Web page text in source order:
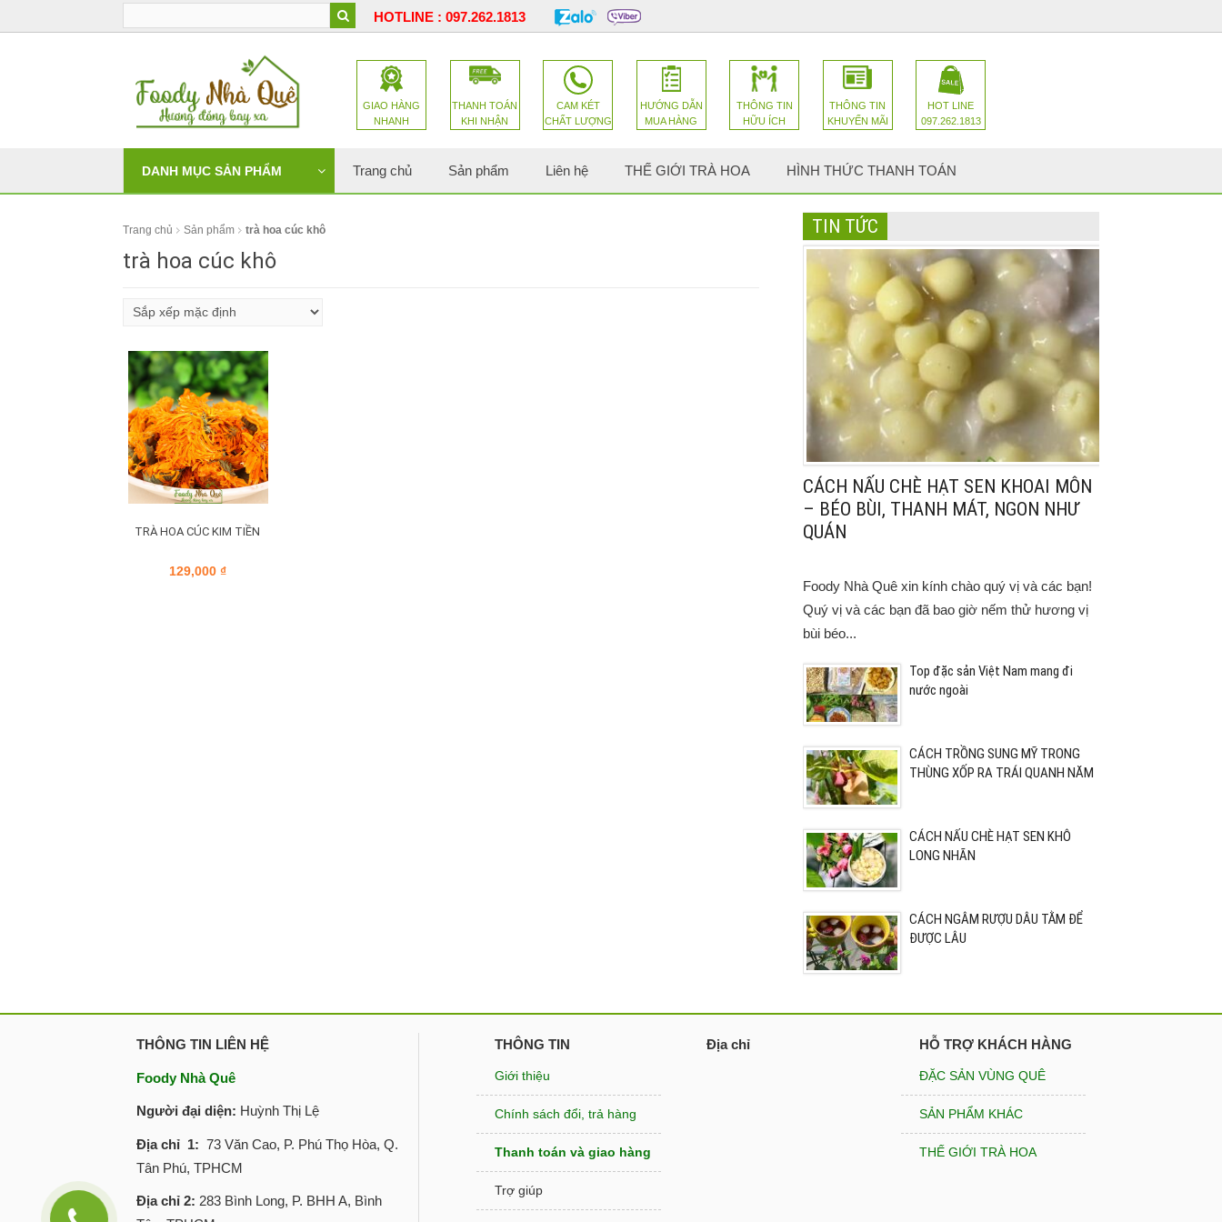
HOTLINE : 097.262.1813
GIAO HÀNG
NHANH
THANH TOÁN
KHI NHẬN
CAM KÉT
CHẤT LƯỢNG
HƯỚNG DẪN
MUA HÀNG
THÔNG TIN
HỮU ÍCH
THÔNG TIN
KHUYẾN MÃI
HOT LINE
097.262.1813
DANH MỤC SẢN PHẨM Trang chủ Sản phẩm Liên hệ THẾ GIỚI TRÀ HOA HÌNH THỨC THANH TOÁN
Trang chủ Sản phẩm trà hoa cúc khô
trà hoa cúc khô
TRÀ HOA CÚC KIM TIỀN
129,000 ₫
TIN TỨC
CÁCH NẤU CHÈ HẠT SEN KHOAI MÔN
– BÉO BÙI, THANH MÁT, NGON NHƯ
QUÁN
Foody Nhà Quê xin kính chào quý vị và các bạn!
Quý vị và các bạn đã bao giờ nếm thử hương vị
bùi béo...
Top đặc sản Việt Nam mang đi
nước ngoài
CÁCH TRỒNG SUNG MỸ TRONG
THÙNG XỐP RA TRÁI QUANH NĂM
CÁCH NẤU CHÈ HẠT SEN KHÔ
LONG NHÃN
CÁCH NGÂM RƯỢU DÂU TẰM ĐỂ
ĐƯỢC LÂU
THÔNG TIN LIÊN HỆ
Foody Nhà Quê
Người đại diện: Huỳnh Thị Lệ
Địa chỉ 1: 73 Văn Cao, P. Phú Thọ Hòa, Q.
Tân Phú, TPHCM
Địa chỉ 2: 283 Bình Long, P. BHH A, Bình
THÔNG TIN
Giới thiệu
Chính sách đổi, trả hàng
Thanh toán và giao hàng
Trợ giúp
Địa chỉ HỖ TRỢ KHÁCH HÀNG
ĐẶC SẢN VÙNG QUÊ
SẢN PHẨM KHÁC
THẾ GIỚI TRÀ HOA